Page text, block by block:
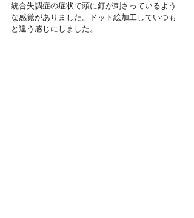
統合失調症の症状で頭に釘が刺さっているよう
な感覚がありました。ドット絵加工していつも
と違う感じにしました。